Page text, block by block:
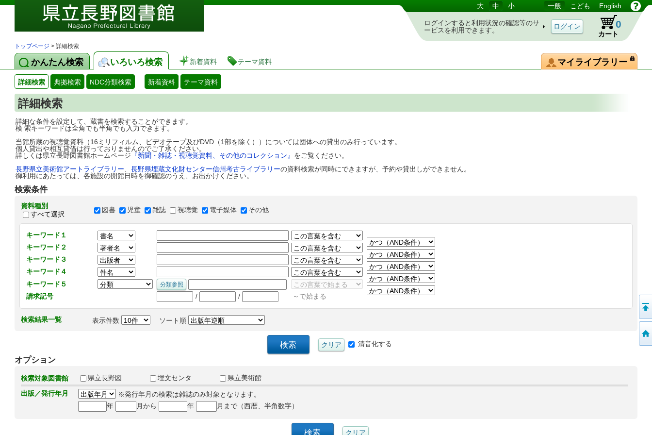
図書館 蔵書検索・予約システム 大 中 小 一般 こども English
ログインすると利用状況の確認等のサ
ービスを利用できます。
カート
0
トップページ > 詳細検索
かんたん検索 いろいろ検索 新着資料 テーマ資料 マイライブラリー
詳細検索 典拠検索 NDC分類検索 新着資料 テーマ資料
詳細検索
詳細な条件を設定して、蔵書を検索することができます。
検 索キーワードは全角でも半角でも入力できます。
当館所蔵の視聴覚資料（16ミリフィルム、ビデオテープ及びDVD（1部を除く））については団体への貸出のみ行っています。
個人貸出や相互貸借は行っておりませんのでご了承ください。
詳しくは県立長野図書館ホームページ 『新聞・雑誌・視聴覚資料、その他のコレクション』 をご覧ください。
長野県立美術館アートライブラリー
長野県埋蔵文化財センター信州考古ライブラリーの資料検索が同時にできますが、予約や貸出しができません。
御利用にあたっては、各施設の開館日時を御確認のうえ、お出かけください。
検索条件
資料種別
すべて選択
図書 児童 雑誌 視聴覚 電子媒体 その他
キーワード１
キーワード２
キーワード３
キーワード４
キーワード５
請求記号
/ / ～で始まる
検索結果一覧 表示件数 ソート順
清音化する
オプション
検索対象図書館 県立長野図 埋文センタ
県立美術館
出版／発行年月
※発行年月の検索は雑誌のみ対象となります。
年
月から 年 月まで（西暦、半角数字）